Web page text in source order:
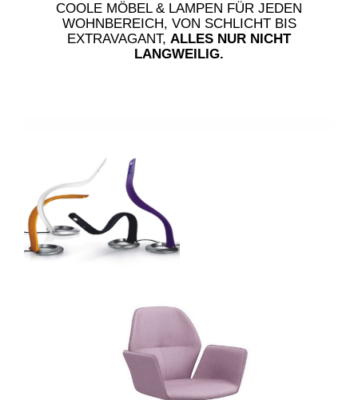
COOLE MÖBEL & LAMPEN FÜR JEDEN
WOHNBEREICH, VON SCHLICHT BIS
EXTRAVAGANT, ALLES NUR NICHT
LANGWEILIG.